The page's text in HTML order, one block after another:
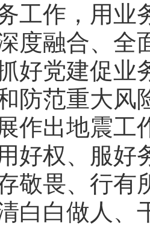
工作，用业
度融合、全
好党建促业
防范重大风
作出地震工
好权、服好
敬畏、行有
白白做人、